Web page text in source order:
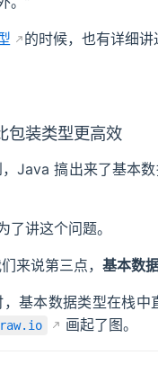
的时候，也有详细讲
包装类型更高效
Java 搞出来了基本
了讲这个问题。
来说第三点， 基本数
，基本数据类型在栈
画起了图。